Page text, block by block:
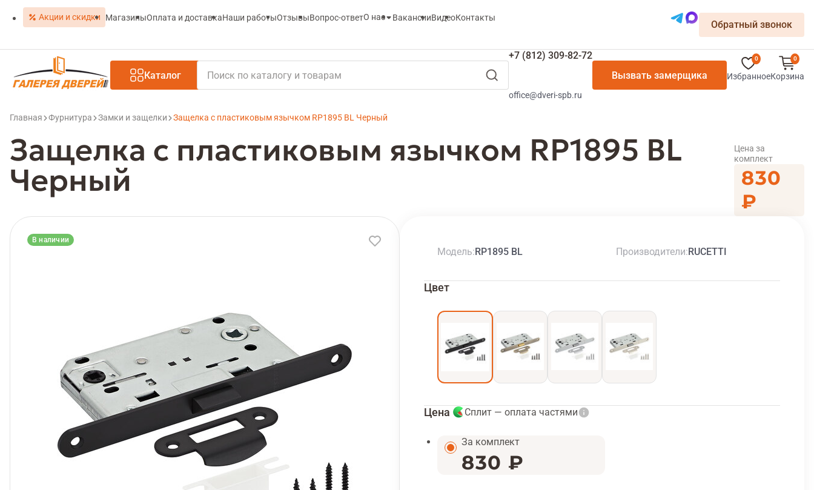
Акции и скидки МагазиныОплата и доставкаНаши работыОтзывыВопрос-ответО нас ВакансииВидеоКонтакты
Обратный звонок
Каталог
+7 (812) 309-82-72
office@dveri-spb.ru
Вызвать замерщика
0
Избранное
0
Корзина
Главная Фурнитура Замки и защелки Защелка с пластиковым язычком RP1895 BL Черный
Защелка с пластиковым язычком RP1895 BL
Черный
Цена за
комплект
830
₽
В наличии
Модель RP1895 BL Производители RUCETTI
Цвет
Цена Сплит — оплата частями
За комплект
830 ₽